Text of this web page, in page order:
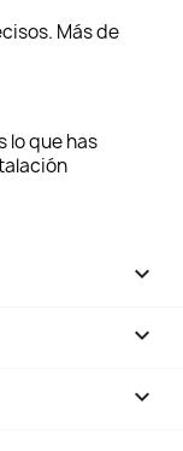
Más de
lo que has


